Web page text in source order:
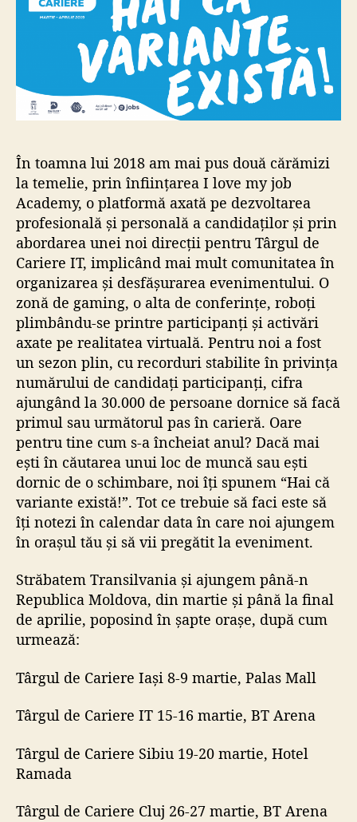
În toamna lui 2018 am mai pus două cărămizi
la temelie, prin înființarea I love my job
Academy, o platformă axată pe dezvoltarea
profesională și personală a candidaților și prin
abordarea unei noi direcții pentru Târgul de
Cariere IT, implicând mai mult comunitatea în
organizarea și desfășurarea evenimentului. O
zonă de gaming, o alta de conferințe, roboți
plimbându-se printre participanți și activări
axate pe realitatea virtuală. Pentru noi a fost
un sezon plin, cu recorduri stabilite în privința
numărului de candidați participanți, cifra
ajungând la 30.000 de persoane dornice să facă
primul sau următorul pas în carieră. Oare
pentru tine cum s-a încheiat anul? Dacă mai
ești în căutarea unui loc de muncă sau ești
dornic de o schimbare, noi îți spunem “Hai că
variante există!”. Tot ce trebuie să faci este să
îți notezi în calendar data în care noi ajungem
în orașul tău și să vii pregătit la eveniment.
Străbatem Transilvania și ajungem până-n
Republica Moldova, din martie și până la final
de aprilie, poposind în șapte orașe, după cum
urmează:
Târgul de Cariere Iași 8-9 martie, Palas Mall
Târgul de Cariere IT 15-16 martie, BT Arena
Târgul de Cariere Sibiu 19-20 martie, Hotel
Ramada
Târgul de Cariere Cluj 26-27 martie, BT Arena